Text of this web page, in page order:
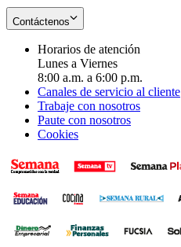
Contáctenos
Horarios de atención
Lunes a Viernes
8:00 a.m. a 6:00 p.m.
Canales de servicio al cliente
Trabaje con nosotros
Paute con nosotros
Cookies